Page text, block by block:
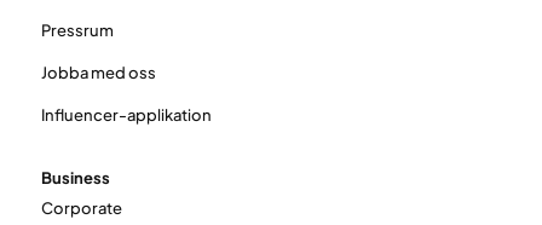
Pressrum
Jobba med oss
Influencer-applikation
Business
Corporate